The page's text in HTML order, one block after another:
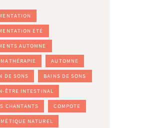
ÉTÉ
AUTOMNE
AUTOMNE
DE SONS BAINS DE SONS
ÊTRE INTESTINAL
CHANTANTS COMPOTE
NATUREL